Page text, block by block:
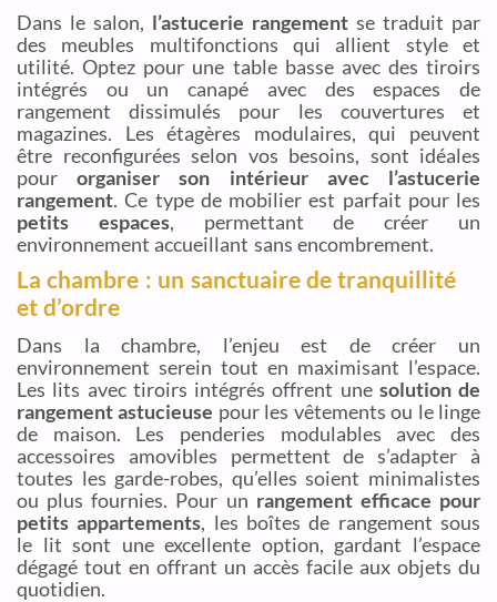
Dans le salon, l’astucerie rangement se traduit par
des meubles multifonctions qui allient style et
utilité. Optez pour une table basse avec des tiroirs
intégrés ou un canapé avec des espaces de
rangement dissimulés pour les couvertures et
magazines. Les étagères modulaires, qui peuvent
être reconfigurées selon vos besoins, sont idéales
pourorganiser son intérieur avec l’astucerie
rangement. Ce type de mobilier est parfait pour les
petits espaces, permettant de créer un
environnement accueillant sans encombrement.
La chambre : un sanctuaire de tranquillité
et d’ordre
Dans la chambre, l’enjeu est de créer un
environnement serein tout en maximisant l’espace.
Les lits avec tiroirs intégrés offrent une solution de
rangement astucieuse pour les vêtements ou le linge
de maison. Les penderies modulables avec des
accessoires amovibles permettent de s’adapter à
toutes les garde-robes, qu’elles soient minimalistes
ou plus fournies. Pour un rangement efficace pour
petits appartements, les boîtes de rangement sous
le lit sont une excellente option, gardant l’espace
dégagé tout en offrant un accès facile aux objets du
quotidien.